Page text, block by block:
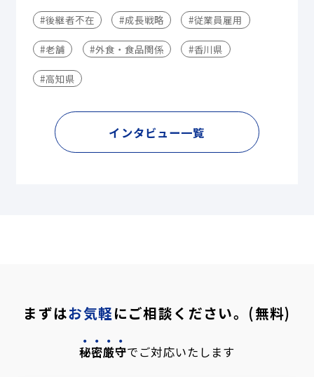
#後継者不在 #成長戦略 #従業員雇用
#老舗 #外食・食品関係 #香川県
#高知県
インタビュー一覧
まずはお気軽にご相談ください。(無料)
秘密厳守でご対応いたします